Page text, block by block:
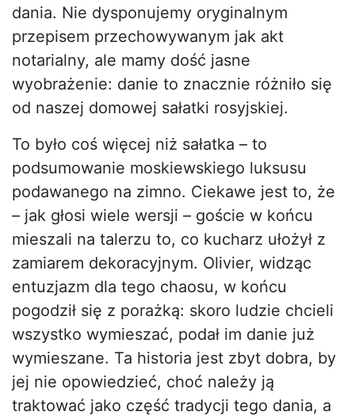
dania. Nie dysponujemy oryginalnym
przepisem przechowywanym jak akt
notarialny, ale mamy dość jasne
wyobrażenie: danie to znacznie różniło się
od naszej domowej sałatki rosyjskiej.
To było coś więcej niż sałatka – to
podsumowanie moskiewskiego luksusu
podawanego na zimno. Ciekawe jest to, że
– jak głosi wiele wersji – goście w końcu
mieszali na talerzu to, co kucharz ułożył z
zamiarem dekoracyjnym. Olivier, widząc
entuzjazm dla tego chaosu, w końcu
pogodził się z porażką: skoro ludzie chcieli
wszystko wymieszać, podał im danie już
wymieszane. Ta historia jest zbyt dobra, by
jej nie opowiedzieć, choć należy ją
traktować jako część tradycji tego dania, a